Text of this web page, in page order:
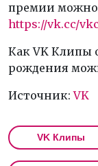
премии можно
https://vk.cc/
Как VK Клипы
рождения
Источник:VK
VK Клипы